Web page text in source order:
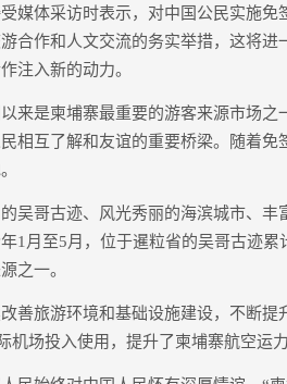
体采访时表示，对中国公民实施免
合作和人文交流的务实举措，这将
注入新的动力。
是柬埔寨最重要的游客来源市场之
相互了解和友谊的重要桥梁。随着
哥古迹、风光秀丽的海滨城市、丰
1月至5月，位于暹粒省的吴哥古迹
之一。
旅游环境和基础设施建设，不断提
机场投入使用，提升了柬埔寨航空运力